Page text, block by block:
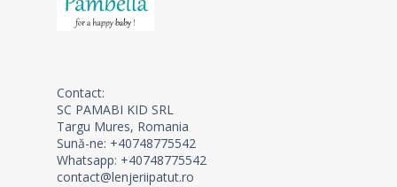
Contact:
SC PAMABI KID SRL
Targu Mures, Romania
Sună-ne: +40748775542
Whatsapp: +40748775542
contact@lenjeriipatut.ro